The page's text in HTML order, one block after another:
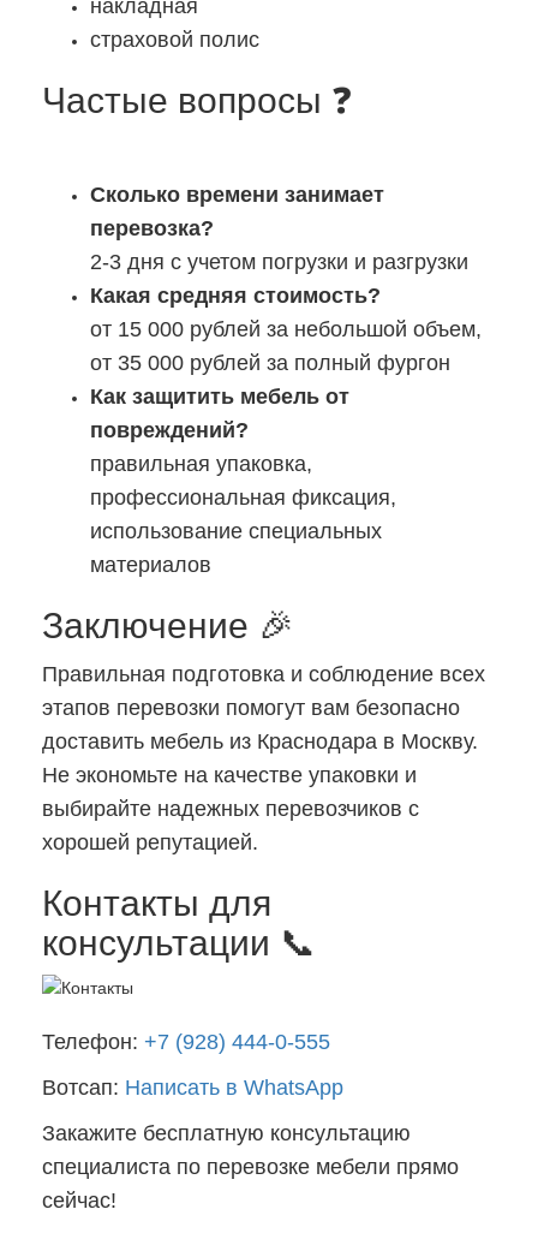
накладная
страховой полис
Частые вопросы ❓
Сколько времени занимает
перевозка?
2-3 дня с учетом погрузки и разгрузки
Какая средняя стоимость?
от 15 000 рублей за небольшой объем,
от 35 000 рублей за полный фургон
Как защитить мебель от
повреждений?
правильная упаковка,
профессиональная фиксация,
использование специальных
материалов
Заключение 🎉
Правильная подготовка и соблюдение всех
этапов перевозки помогут вам безопасно
доставить мебель из Краснодара в Москву.
Не экономьте на качестве упаковки и
выбирайте надежных перевозчиков с
хорошей репутацией.
Контакты для
консультации 📞
Телефон: +7 (928) 444-0-555
Вотсап: Написать в WhatsApp
Закажите бесплатную консультацию
специалиста по перевозке мебели прямо
сейчас!